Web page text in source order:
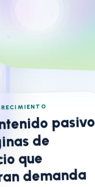
pasivo
de
que
demanda